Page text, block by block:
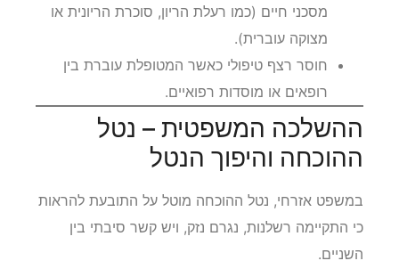
מסכני חיים (כמו רעלת הריון, סוכרת הריונית או
מצוקה עוברית).
חוסר רצף טיפולי כאשר המטופלת עוברת בין
רופאים או מוסדות רפואיים.
ההשלכה המשפטית – נטל
ההוכחה והיפוך הנטל
במשפט אזרחי, נטל ההוכחה מוטל על התובעת להראות
כי התקיימה רשלנות, נגרם נזק, ויש קשר סיבתי בין
השניים.